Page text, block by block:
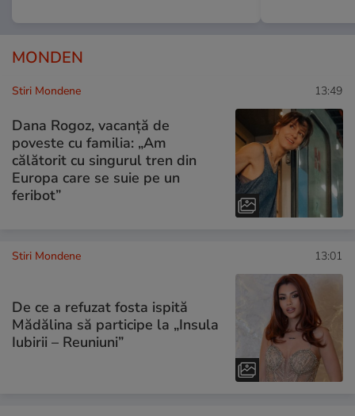
MONDEN
Stiri Mondene 13:49
Dana Rogoz, vacanță de
poveste cu familia: „Am
călătorit cu singurul tren din
Europa care se suie pe un
feribot”
Stiri Mondene 13:01
De ce a refuzat fosta ispită
Mădălina să participe la „Insula
Iubirii – Reuniuni”